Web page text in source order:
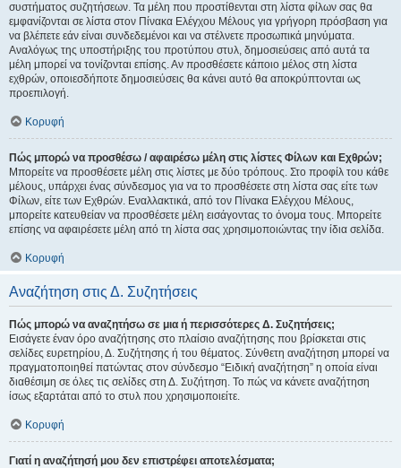
συστήματος συζητήσεων. Τα μέλη που προστίθενται στη λίστα φίλων σας θα
εμφανίζονται σε λίστα στον Πίνακα Ελέγχου Μέλους για γρήγορη πρόσβαση για
να βλέπετε εάν είναι συνδεδεμένοι και να στέλνετε προσωπικά μηνύματα.
Αναλόγως της υποστήριξης του προτύπου στυλ, δημοσιεύσεις από αυτά τα
μέλη μπορεί να τονίζονται επίσης. Αν προσθέσετε κάποιο μέλος στη λίστα
εχθρών, οποιεσδήποτε δημοσιεύσεις θα κάνει αυτό θα αποκρύπτονται ως
προεπιλογή.
Κορυφή
Πώς μπορώ να προσθέσω / αφαιρέσω μέλη στις λίστες Φίλων και Εχθρών;
Μπορείτε να προσθέσετε μέλη στις λίστες με δύο τρόπους. Στο προφίλ του κάθε
μέλους, υπάρχει ένας σύνδεσμος για να το προσθέσετε στη λίστα σας είτε των
Φίλων, είτε των Εχθρών. Εναλλακτικά, από τον Πίνακα Ελέγχου Μέλους,
μπορείτε κατευθείαν να προσθέσετε μέλη εισάγοντας το όνομα τους. Μπορείτε
επίσης να αφαιρέσετε μέλη από τη λίστα σας χρησιμοποιώντας την ίδια σελίδα.
Κορυφή
Αναζήτηση στις Δ. Συζητήσεις
Πώς μπορώ να αναζητήσω σε μια ή περισσότερες Δ. Συζητήσεις;
Εισάγετε έναν όρο αναζήτησης στο πλαίσιο αναζήτησης που βρίσκεται στις
σελίδες ευρετηρίου, Δ. Συζήτησης ή του θέματος. Σύνθετη αναζήτηση μπορεί να
πραγματοποιηθεί πατώντας στον σύνδεσμο “Ειδική αναζήτηση” η οποία είναι
διαθέσιμη σε όλες τις σελίδες στη Δ. Συζήτηση. Το πώς να κάνετε αναζήτηση
ίσως εξαρτάται από το στυλ που χρησιμοποιείτε.
Κορυφή
Γιατί η αναζήτησή μου δεν επιστρέφει αποτελέσματα;